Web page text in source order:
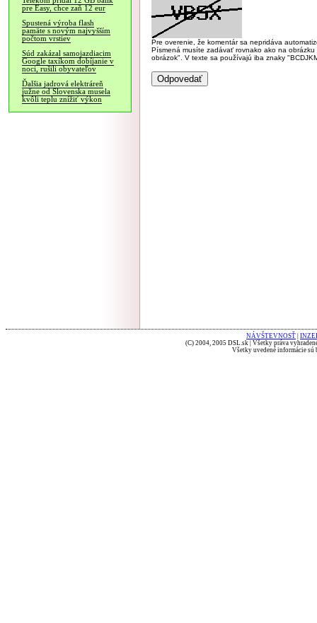
pre Easy, chce zaň 12 eur
Spustená výroba flash
pamäte s novým najvyšším
počtom vrstiev
Súd zakázal samojazdiacim
Google taxíkom dobíjanie v
noci, rušili obyvateľov
Ďalšia jadrová elektráreň
južne od Slovenska musela
kvôli teplu znížiť výkon
Pre overenie, že komentár sa nepridáva
Písmená musíte zadávať rovnako ako na
obrázok". V texte sa používajú iba znaky
NÁVŠTEVNOSŤ
(C) 2004, 2005 DSL.sk | Všetky práva
Všetky uvedené informácie sú